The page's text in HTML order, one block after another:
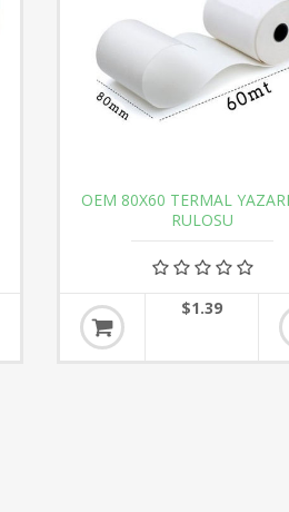
OEM 80X60 TERMAL
RULOSU
$1.39